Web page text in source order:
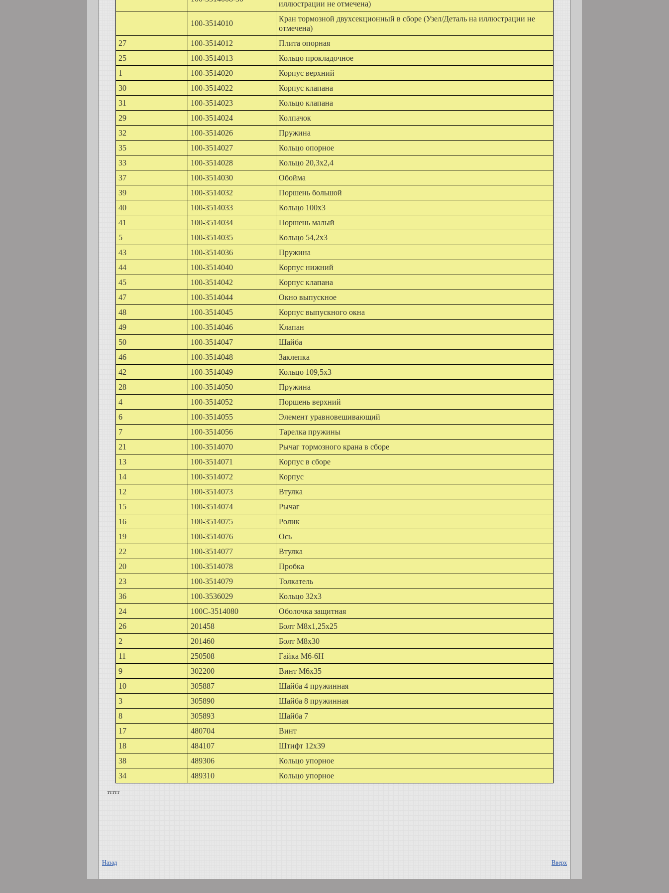
иллюстрации не отмечена)
100-3514010
Кран тормозной двухсекционный в сборе (Узел/Деталь на иллюстрации не
отмечена)
27
100-3514012
Плита опорная
25
100-3514013
Кольцо прокладочное
1
100-3514020
Корпус верхний
30
100-3514022
Корпус клапана
31
100-3514023
Кольцо клапана
29
100-3514024
Колпачок
32
100-3514026
Пружина
35
100-3514027
Кольцо опорное
33
100-3514028
Кольцо 20,3х2,4
37
100-3514030
Обойма
39
100-3514032
Поршень большой
40
100-3514033
Кольцо 100х3
41
100-3514034
Поршень малый
5
100-3514035
Кольцо 54,2х3
43
100-3514036
Пружина
44
100-3514040
Корпус нижний
45
100-3514042
Корпус клапана
47
100-3514044
Окно выпускное
48
100-3514045
Корпус выпускного окна
49
100-3514046
Клапан
50
100-3514047
Шайба
46
100-3514048
Заклепка
42
100-3514049
Кольцо 109,5х3
28
100-3514050
Пружина
4
100-3514052
Поршень верхний
6
100-3514055
Элемент уравновешивающий
7
100-3514056
Тарелка пружины
21
100-3514070
Рычаг тормозного крана в сборе
13
100-3514071
Корпус в сборе
14
100-3514072
Корпус
12
100-3514073
Втулка
15
100-3514074
Рычаг
16
100-3514075
Ролик
19
100-3514076
Ось
22
100-3514077
Втулка
20
100-3514078
Пробка
23
100-3514079
Толкатель
36
100-3536029
Кольцо 32х3
24
100С-3514080
Оболочка защитная
26
201458
Болт М8х1,25х25
2
201460
Болт М8х30
11
250508
Гайка М6-6Н
9
302200
Винт М6х35
10
305887
Шайба 4 пружинная
3
305890
Шайба 8 пружинная
8
305893
Шайба 7
17
480704
Винт
18
484107
Штифт 12х39
38
489306
Кольцо упорное
34
489310 Кольцо упорное
ттттт
Назад Вверх